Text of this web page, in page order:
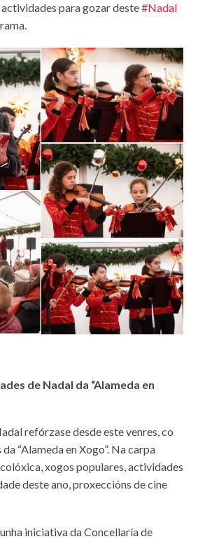
para gozar deste#Nadal
de Nadal da “Alameda en
refórzase desde este venres, co
“Alameda en Xogo”. Na carpa
xogos populares, actividades
deste ano, proxeccións de cine
iniciativa da Concellaría de